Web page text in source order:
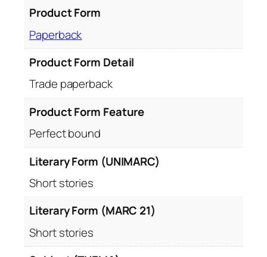
Product Form
Paperback
Product Form Detail
Trade paperback
Product Form Feature
Perfect bound
Literary Form (UNIMARC)
Short stories
Literary Form (MARC 21)
Short stories